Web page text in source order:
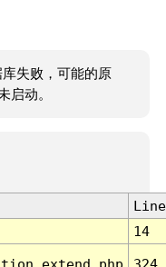
失败，可能的原
启动。
Line
14
324